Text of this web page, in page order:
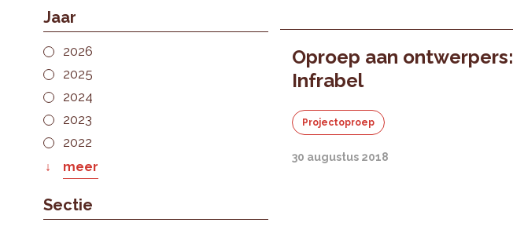
Jaar
2026
2025
2024
2023
2022
meer
Sectie
Oproep aan ontwerpers:
Infrabel
Projectoproep
30 augustus 2018